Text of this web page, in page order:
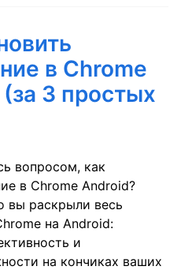
в Chrome
3 простых
вопросом, как
в Chrome Android?
вы раскрыли весь
на Android:
и
на кончиках ваших